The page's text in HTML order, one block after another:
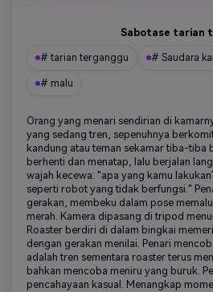
Sabotase tarian
# tarian terganggu # Saudara
# malu
Orang yang menari sendirian di
yang sedang tren, sepenuhnya
kandung atau teman sekamar tiba-tiba
berhenti dan menatap, lalu berjalan
wajah kecewa: "apa yang kamu
seperti robot yang tidak berfungsi."
gerakan, membeku dalam pose
merah. Kamera dipasang di tripod
Roaster berdiri di dalam bingkai
dengan gerakan menilai. Penari
adalah tren sementara roaster terus
bahkan mencoba meniru yang buruk.
pencahayaan kasual. Menangkap